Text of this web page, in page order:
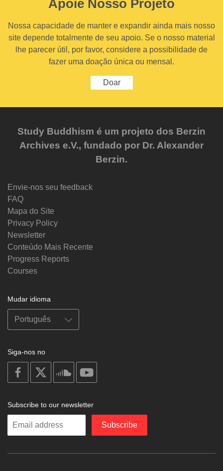
Apoie Nosso Projeto
Nossa capacidade de manter e expandir ainda mais nosso
site depende totalmente de seu apoio. Se o nosso material
lhe parecer útil, por favor, considere a possibilidade de
fazer uma doação única ou mensal.
Doar
Study Buddhism é um projeto dos Berzin
Archives e.V., fundado por Dr. Alexander
Berzin.
Envie-nos seu feedback
FAQ
Mapa do Site
Privacy Policy
Newsletter
Conteúdo Mais Recente
Progress Reports
Courses
Mudar idioma
Siga-nos no
on
facebook
soundcloud
Subscribe to our newsletter
Enter
Subscribe